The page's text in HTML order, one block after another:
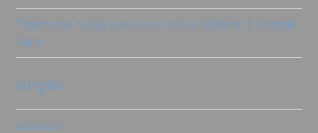
Trasforma la tua casa con i colori brillanti di Vintage
Paint
categorie
accessori